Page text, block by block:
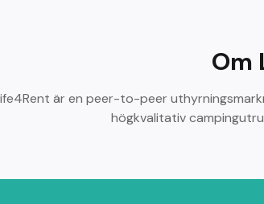
Om
är en peer-to-peer
högkvalitativ